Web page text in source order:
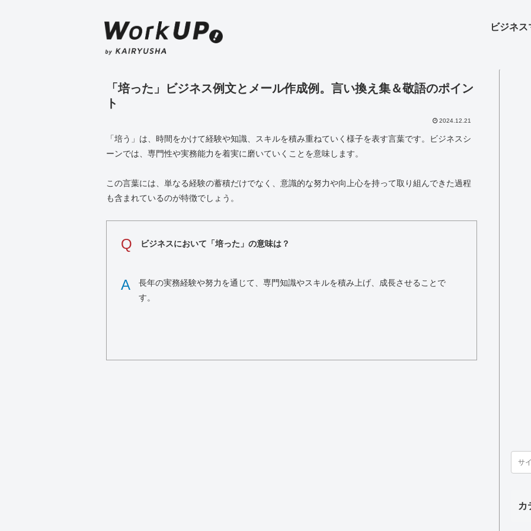
ビジネ
「培った」ビジネス例文とメール作成例。言い換え集＆敬語のポイン
ト
2024.12.21
「培う」は、時間をかけて経験や知識、スキルを積み重ねていく様子を表す言葉です。ビジネスシ
ーンでは、専門性や実務能力を着実に磨いていくことを意味します。
この言葉には、単なる経験の蓄積だけでなく、意識的な努力や向上心を持って取り組んできた過程
も含まれているのが特徴でしょう。
Q ビジネスにおいて「培った」の意味は？
A
長年の実務経験や努力を通じて、専門知識やスキルを積み上げ、成長させることで
す。
カ